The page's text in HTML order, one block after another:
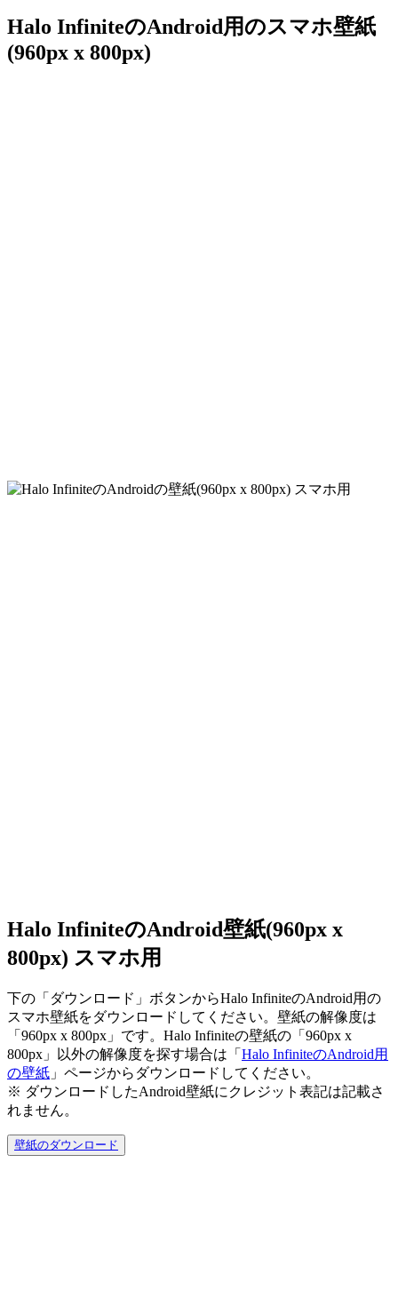
Halo InfiniteのAndroid用のスマホ壁紙
(960px x 800px)
Halo InfiniteのAndroid壁紙(960px x
800px) スマホ用
下の「ダウンロード」ボタンからHalo InfiniteのAndroid用の
スマホ壁紙をダウンロードしてください。壁紙の解像度は
「960px x 800px」です。Halo Infiniteの壁紙の「960px x
800px」以外の解像度を探す場合は「 Halo InfiniteのAndroid用
の壁紙 」ページからダウンロードしてください。
※ ダウンロードしたAndroid壁紙に クレジット表記は記載さ
れません。
壁紙のダウンロード